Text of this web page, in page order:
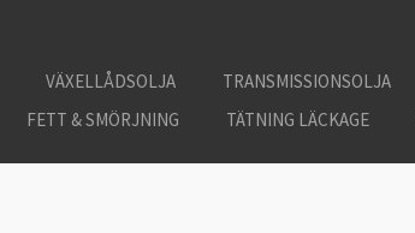
VÄXELLÅDSOLJA TRANSMISSIONSOLJA
FETT & SMÖRJNING TÄTNING LÄCKAGE